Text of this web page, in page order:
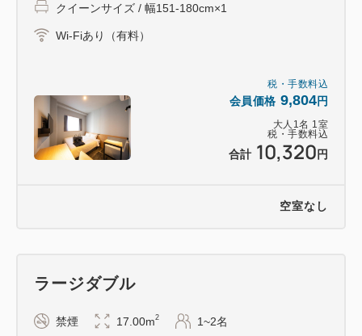
※営業時間は、メンテナンス等により変更となる場合
があります。
■テントサウナ（アマネク別府ゆらり 屋上）
期間限定（通常10月～6月）（設置時期は予告な
く変更する場合がございます。）
ご利用時間：6：00～10：00・15：00～22：00
ご利用時間：6：00～10：00・15：00～22：00
※営業時間は、メンテナンス等により変更となる場合
税・手数料込
会員価格 9,804円
大人 1 名 1 室
税・手数料込
合計 10,320 円
クイーンサイズ / 幅151-180cm×1
Wi-Fiあり（有料）
空室なし
ラージダブル
禁煙 17.00m2 1~2名